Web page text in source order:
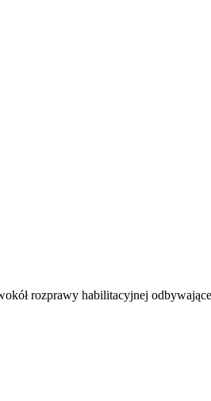
rozprawy habilitacyjnej